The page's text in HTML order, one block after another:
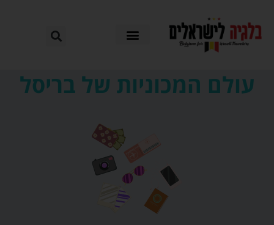
עולם המכוניות של בריסל